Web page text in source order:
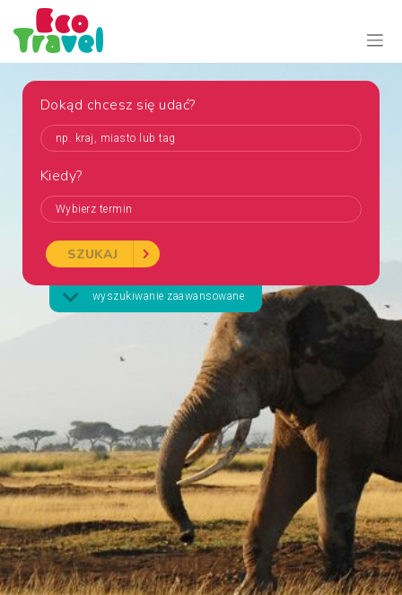
Dokąd chcesz się udać?
Kiedy?
Wybierz termin
SZUKAJ
wyszukiwanie zaawansowane